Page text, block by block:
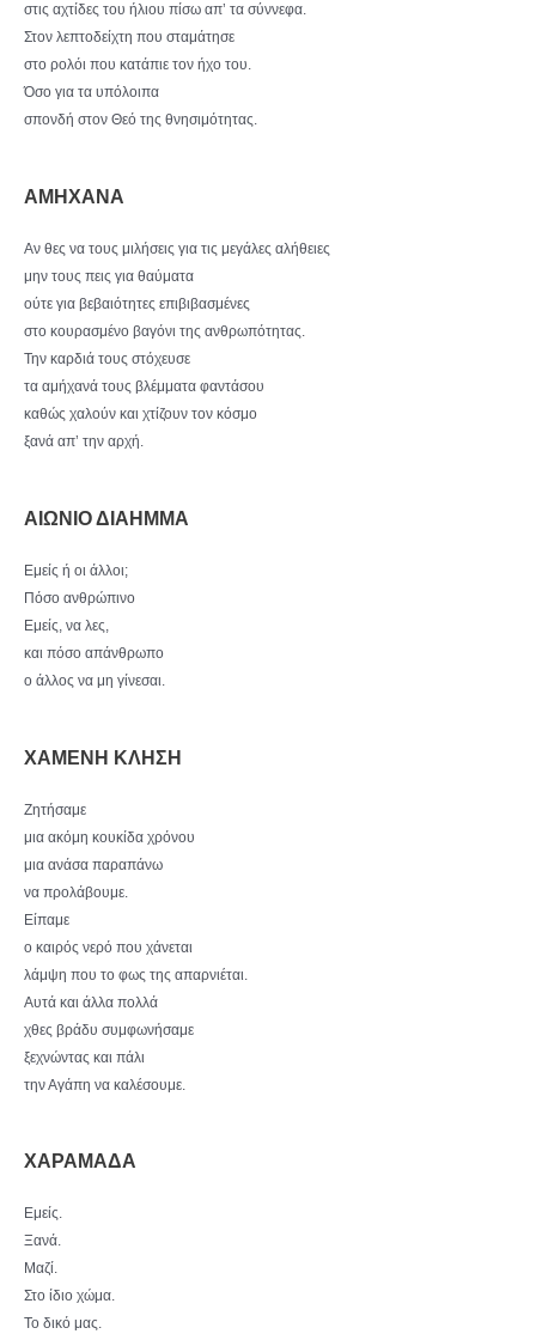
στις αχτίδες του ήλιου πίσω απ’ τα σύννεφα.
Στον λεπτοδείχτη που σταμάτησε
στο ρολόι που κατάπιε τον ήχο του.
Όσο για τα υπόλοιπα
σπονδή στον Θεό της θνησιμότητας.
ΑΜΗΧΑΝΑ
Αν θες να τους μιλήσεις για τις μεγάλες αλήθειες
μην τους πεις για θαύματα
ούτε για βεβαιότητες επιβιβασμένες
στο κουρασμένο βαγόνι της ανθρωπότητας.
Την καρδιά τους στόχευσε
τα αμήχανά τους βλέμματα φαντάσου
καθώς χαλούν και χτίζουν τον κόσμο
ξανά απ’ την αρχή.
ΑΙΩΝΙΟ ΔΙΑΗΜΜΑ
Εμείς ή οι άλλοι;
Πόσο ανθρώπινο
Εμείς, να λες,
και πόσο απάνθρωπο
ο άλλος να μη γίνεσαι.
ΧΑΜΕΝΗ ΚΛΗΣΗ
Ζητήσαμε
μια ακόμη κουκίδα χρόνου
μια ανάσα παραπάνω
να προλάβουμε.
Είπαμε
ο καιρός νερό που χάνεται
λάμψη που το φως της απαρνιέται.
Αυτά και άλλα πολλά
χθες βράδυ συμφωνήσαμε
ξεχνώντας και πάλι
την Αγάπη να καλέσουμε.
ΧΑΡΑΜΑΔΑ
Εμείς.
Ξανά.
Μαζί.
Στο ίδιο χώμα.
Το δικό μας.